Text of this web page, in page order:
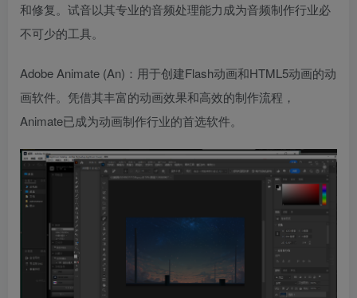
和修复。试音以其专业的音频处理能力成为音频制作行业必
不可少的工具。
Adobe Animate (An)：用于创建Flash动画和HTML5动画的动
画软件。凭借其丰富的动画效果和高效的制作流程，
Animate已成为动画制作行业的首选软件。